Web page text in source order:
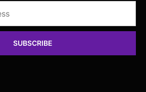
SUBSCRIBE